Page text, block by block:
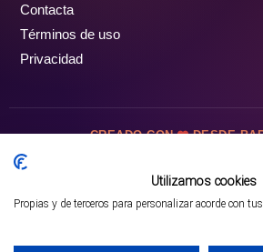
Mejor opción en
Contacta
Términos de uso
Privacidad
CREADO CON DESDE
Utilizamos cookies
Propias y de terceros para personalizar acorde con